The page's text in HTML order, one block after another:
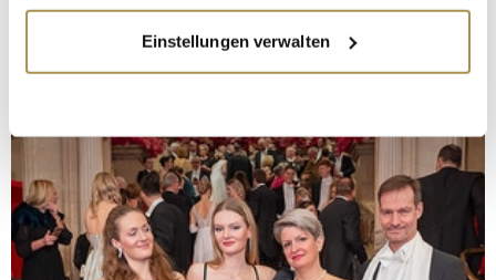
Informationen über Ihre geografische Lage
erfassen, welche bis auf einige Meter genau sein
bestimmten Merkmalen (Fingerprinting) identifizieren
Erfahren Sie mehr darüber, wie Ihre persönlichen Daten
verarbeitet werden, und legen Sie Ihre Präferenzen im
Abschnitt Einzelheitenfest.
Einstellungen verwalten